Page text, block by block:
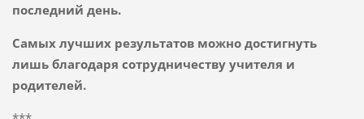
последний день.
Самых лучших результатов можно достигнуть
лишь благодаря сотрудничеству учителя и
родителей.